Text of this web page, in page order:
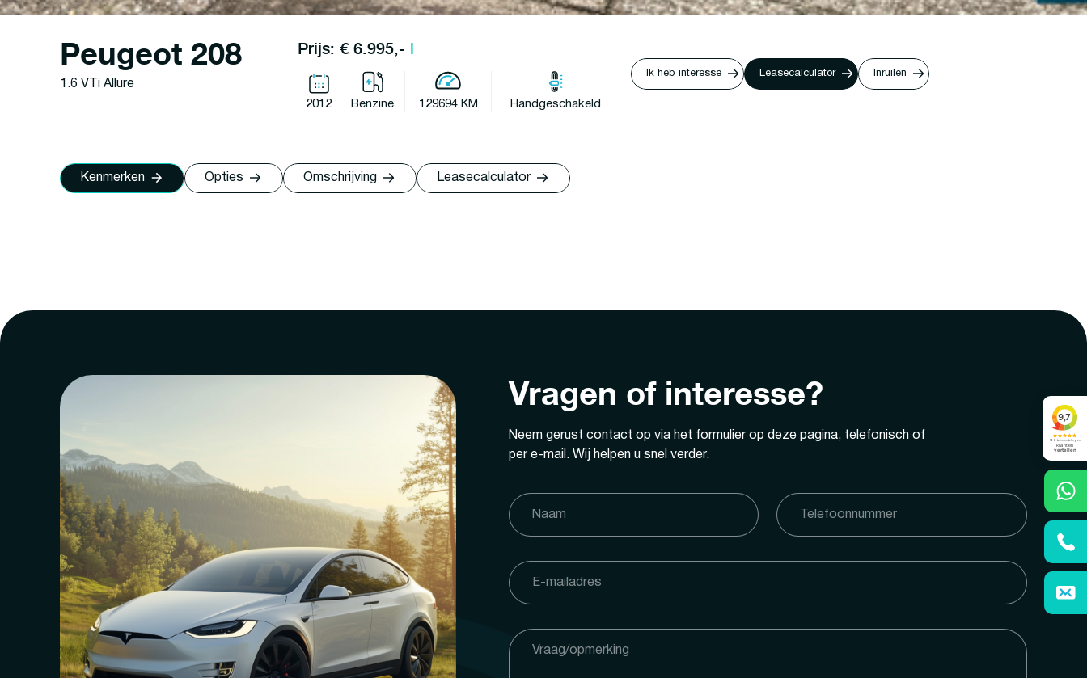
Peugeot 208
1.6 VTi Allure
Prijs: € 6.995,- l
2012 Benzine 129694 KM Handgeschakeld
Ik heb interesse Leasecalculator Inruilen
Kenmerken Opties Omschrijving Leasecalculator
Vragen of interesse?
Neem gerust contact op via het formulier op deze pagina, telefonisch of
per e-mail. Wij helpen u snel verder.